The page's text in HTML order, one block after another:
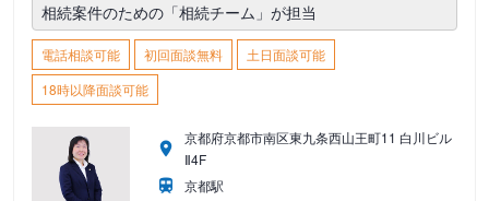
相続案件のための「相続チーム」が担当
電話相談可能 初回面談無料
土日面談可能
18時以降面談可能
京都府京都市南区東九条西山王町11 白川ビル
Ⅱ4F
京都駅